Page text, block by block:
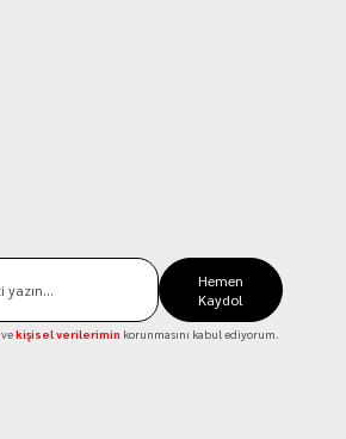
Hemen
Kaydol
vekişisel verilerimin korunmasını kabul ediyorum.